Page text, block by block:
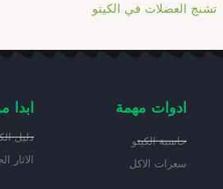
تشنج العضلات في الكيتو
ادوات مهمة
حاسبة الكيتو
سعرات الاكل
ابدا
دليل
الاثار